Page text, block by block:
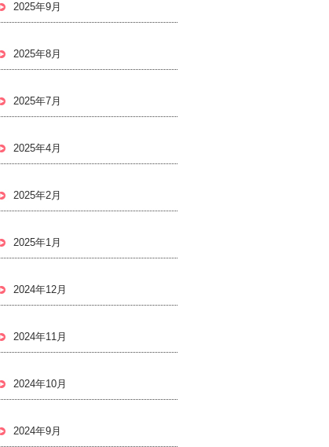
2025年9月
2025年8月
2025年7月
2025年4月
2025年2月
2025年1月
2024年12月
2024年11月
2024年10月
2024年9月